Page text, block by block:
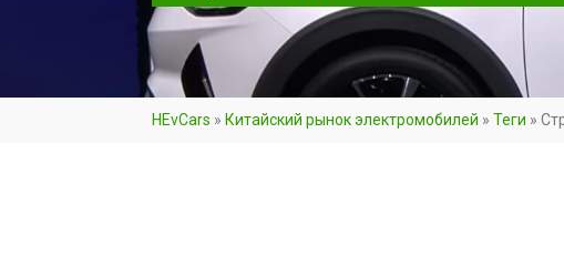
HEvCars » Китайский рынок электромобилей » Теги »